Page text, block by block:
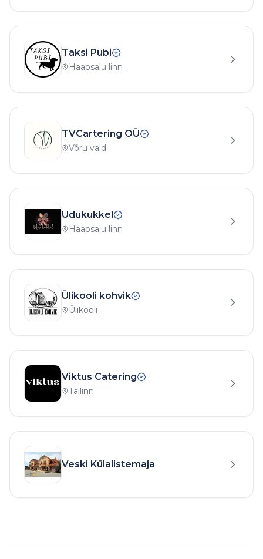
Taksi Pubi
Haapsalu linn
TVCartering OÜ
Võru vald
Udukukkel
Haapsalu linn
Ülikooli kohvik
Ülikooli
Viktus Catering
Tallinn
Veski Külalistemaja